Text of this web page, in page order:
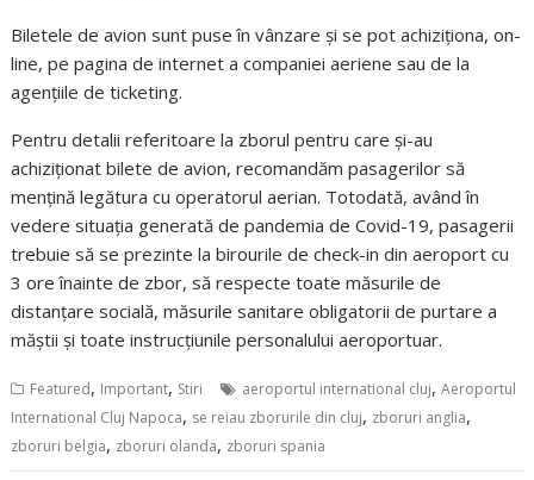
Biletele de avion sunt puse în vânzare și se pot achiziționa, on-
line, pe pagina de internet a companiei aeriene sau de la
agențiile de ticketing.
Pentru detalii referitoare la zborul pentru care și-au
achiziționat bilete de avion, recomandăm pasagerilor să
mențină legătura cu operatorul aerian. Totodată, având în
vedere situația generată de pandemia de Covid-19, pasagerii
trebuie să se prezinte la birourile de check-in din aeroport cu
3 ore înainte de zbor, să respecte toate măsurile de
distanțare socială, măsurile sanitare obligatorii de purtare a
măștii și toate instrucțiunile personalului aeroportuar.
Featured, Important, Stiri aeroportul international cluj,Aeroportul
International Cluj Napoca, se reiau zborurile din cluj, zboruri anglia,
zboruri belgia, zboruri olanda, zboruri spania